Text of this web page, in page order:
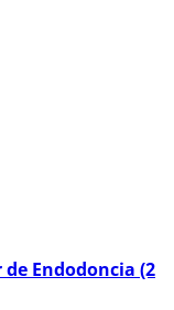
Endodoncia (2